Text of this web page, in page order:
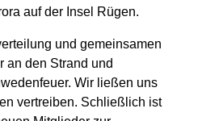
auf der Insel Rügen.
und gemeinsamen
an den Strand und
Wir ließen uns
vertreiben. Schließlich ist